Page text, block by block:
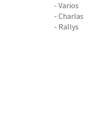
- Varios
- Charlas
- Rallys